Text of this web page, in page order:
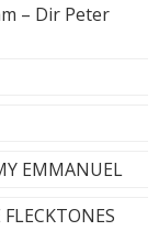
– Dir Peter
EMMANUEL